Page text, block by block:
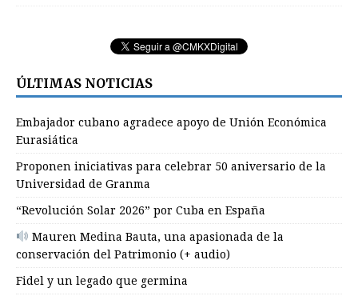
ÚLTIMAS NOTICIAS
Embajador cubano agradece apoyo de Unión Económica
Eurasiática
Proponen iniciativas para celebrar 50 aniversario de la
Universidad de Granma
“Revolución Solar 2026” por Cuba en España
Mauren Medina Bauta, una apasionada de la
conservación del Patrimonio (+ audio)
Fidel y un legado que germina